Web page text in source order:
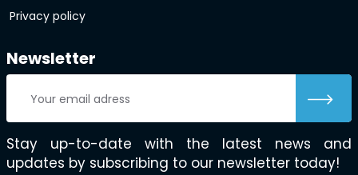
Privacy policy
Newsletter
Stay up-to-date with the latest news and
updates by subscribing to our newsletter today!